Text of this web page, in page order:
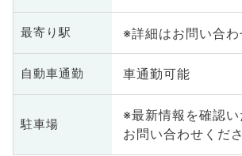
最寄り駅 ※詳細はお問い合
自動車通勤 車通勤可能
駐車場
※最新情報を確認
お問い合わせくだ